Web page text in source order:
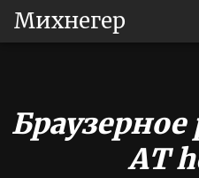
Михнегер
AT